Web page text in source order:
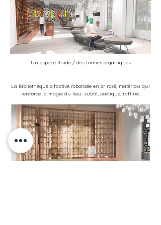
Un espace fluide / des formes organiques
La bibliothèque olfactive robotisée en or rosé, matériau qui
renforce la magie du lieu: subtil, poétique, raffiné.